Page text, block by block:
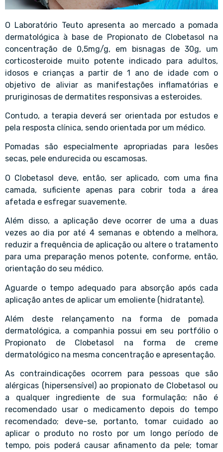
O Laboratório Teuto apresenta ao mercado a pomada
dermatológica à base de Propionato de Clobetasol na
concentração de 0,5mg/g, em bisnagas de 30g, um
corticosteroide muito potente indicado para adultos,
idosos e crianças a partir de 1 ano de idade com o
objetivo de aliviar as manifestações inflamatórias e
pruriginosas de dermatites responsivas a esteroides.
Contudo, a terapia deverá ser orientada por estudos e
pela resposta clínica, sendo orientada por um médico.
Pomadas são especialmente apropriadas para lesões
secas, pele endurecida ou escamosas.
O Clobetasol deve, então, ser aplicado, com uma fina
camada, suficiente apenas para cobrir toda a área
afetada e esfregar suavemente.
Além disso, a aplicação deve ocorrer de uma a duas
vezes ao dia por até 4 semanas e obtendo a melhora,
reduzir a frequência de aplicação ou altere o tratamento
para uma preparação menos potente, conforme, então,
orientação do seu médico.
Aguarde o tempo adequado para absorção após cada
aplicação antes de aplicar um emoliente (hidratante).
Além deste relançamento na forma de pomada
dermatológica, a companhia possui em seu portfólio o
Propionato de Clobetasol na forma de creme
dermatológico na mesma concentração e apresentação.
As contraindicações ocorrem para pessoas que são
alérgicas (hipersensível) ao propionato de Clobetasol ou
a qualquer ingrediente de sua formulação; não é
recomendado usar o medicamento depois do tempo
recomendado; deve-se, portanto, tomar cuidado ao
aplicar o produto no rosto por um longo período de
tempo, pois poderá causar afinamento da pele; tomar